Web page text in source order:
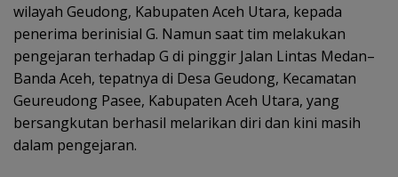
wilayah Geudong, Kabupaten Aceh Utara, kepada
penerima berinisial G. Namun saat tim melakukan
pengejaran terhadap G di pinggir Jalan Lintas Medan–
Banda Aceh, tepatnya di Desa Geudong, Kecamatan
Geureudong Pasee, Kabupaten Aceh Utara, yang
bersangkutan berhasil melarikan diri dan kini masih
dalam pengejaran.